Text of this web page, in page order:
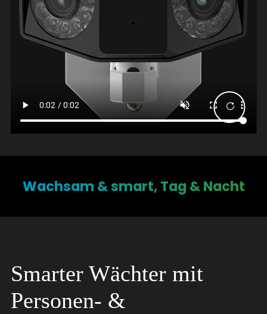
Wachsam & smart, Tag & Nacht
Smarter Wächter mit
Personen- &